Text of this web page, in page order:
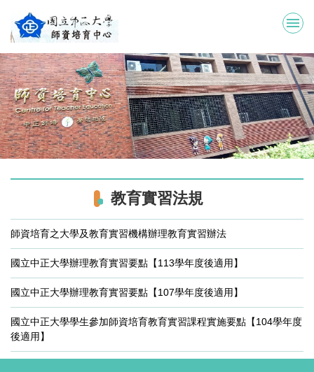
到
主
要
內
容
區
教育實習法規
師資培育之大學及教育實習機構辦理教育實習辦法
國立中正大學辦理教育實習要點【113學年度後適用】
國立中正大學辦理教育實習要點【107學年度後適用】
國立中正大學學生參加師資培育教育實習課程實施要點【104學年度
後適用】